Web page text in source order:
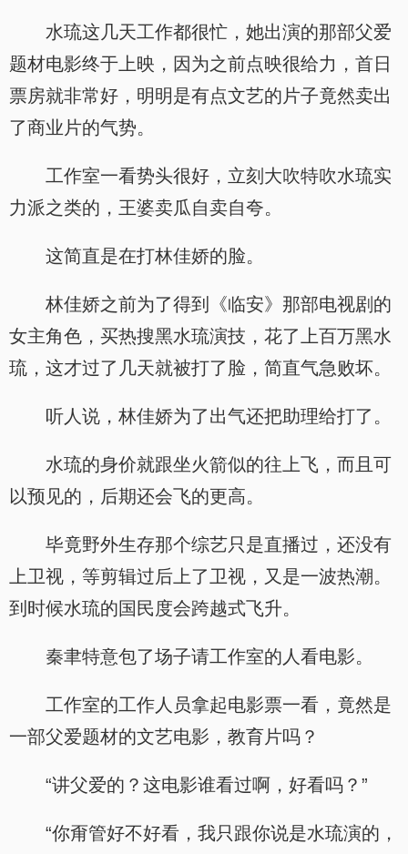
水琉这几天工作都很忙，她出演的那部父爱
题材电影终于上映，因为之前点映很给力，首日
票房就非常好，明明是有点文艺的片子竟然卖出
了商业片的气势。
工作室一看势头很好，立刻大吹特吹水琉实
力派之类的，王婆卖瓜自卖自夸。
这简直是在打林佳娇的脸。
林佳娇之前为了得到《临安》那部电视剧的
女主角色，买热搜黑水琉演技，花了上百万黑水
琉，这才过了几天就被打了脸，简直气急败坏。
听人说，林佳娇为了出气还把助理给打了。
水琉的身价就跟坐火箭似的往上飞，而且可
以预见的，后期还会飞的更高。
毕竟野外生存那个综艺只是直播过，还没有
上卫视，等剪辑过后上了卫视，又是一波热潮。
到时候水琉的国民度会跨越式飞升。
秦聿特意包了场子请工作室的人看电影。
工作室的工作人员拿起电影票一看，竟然是
一部父爱题材的文艺电影，教育片吗？
“讲父爱的？这电影谁看过啊，好看吗？”
“你甭管好不好看，我只跟你说是水琉演的，